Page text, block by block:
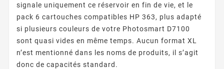
signale uniquement ce réservoir en fin de vie, et le
pack 6 cartouches compatibles HP 363, plus adapté
si plusieurs couleurs de votre Photosmart D7100
sont quasi vides en même temps. Aucun format XL
n’est mentionné dans les noms de produits, il s’agit
donc de capacités standard.